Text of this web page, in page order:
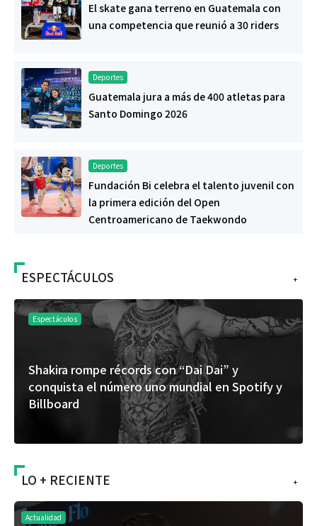
El skate gana terreno en Guatemala con
una competencia que reunió a 30 riders
Deportes
Guatemala jura a más de 400 atletas para
Santo Domingo 2026
Deportes
Fundación Bi celebra el talento juvenil con
la primera edición del Open
Centroamericano de Taekwondo
+
ESPECTÁCULOS
Espectáculos
Shakira rompe récords con “Dai Dai” y
conquista el número uno mundial en Spotify y
Billboard
+
LO + RECIENTE
Actualidad